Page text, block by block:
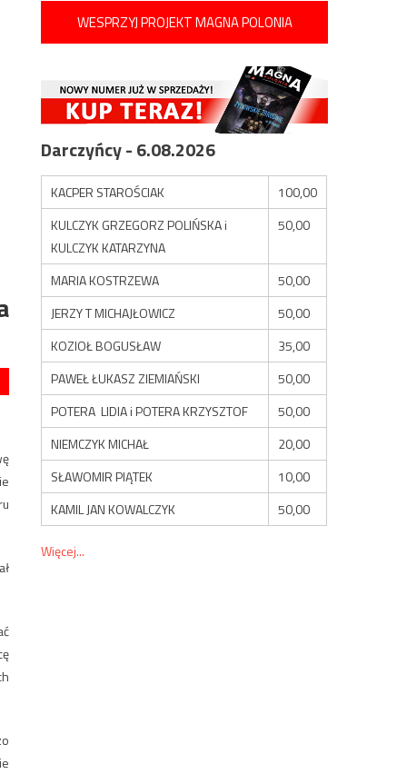
WESPRZYJ PROJEKT MAGNA POLONIA
Darczyńcy - 6.08.2026
KACPER STAROŚCIAK
100,00
KULCZYK GRZEGORZ POLIŃSKA i
KULCZYK KATARZYNA
50,00
MARIA KOSTRZEWA
50,00
JERZY T MICHAJŁOWICZ
50,00
KOZIOŁ BOGUSŁAW
35,00
PAWEŁ ŁUKASZ ZIEMIAŃSKI
50,00
POTERA LIDIA i POTERA KRZYSZTOF
50,00
NIEMCZYK MICHAŁ
20,00
SŁAWOMIR PIĄTEK
10,00
KAMIL JAN KOWALCZYK
50,00
Więcej...